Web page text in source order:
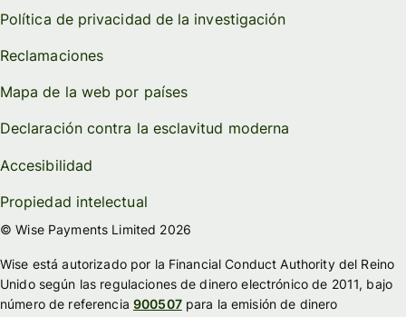
Política de privacidad de la investigación
Reclamaciones
Mapa de la web por países
Declaración contra la esclavitud moderna
Accesibilidad
Propiedad intelectual
© Wise Payments Limited 2026
Wise está autorizado por la Financial Conduct Authority del Reino
Unido según las regulaciones de dinero electrónico de 2011, bajo
número de referencia 900507para la emisión de dinero